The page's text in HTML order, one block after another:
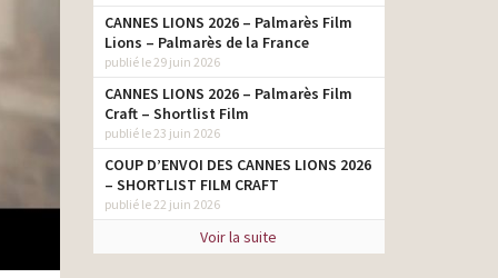
CANNES LIONS 2026 – Palmarès Film
Lions – Palmarès de la France
publié le 29 juin 2026
CANNES LIONS 2026 – Palmarès Film
Craft – Shortlist Film
publié le 23 juin 2026
COUP D’ENVOI DES CANNES LIONS 2026
– SHORTLIST FILM CRAFT
publié le 22 juin 2026
Voir la suite